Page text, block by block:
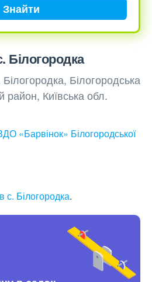
Знайти
Білогородка
Білогородська
район, Київська обл.
«Барвінок» Білогородської
с. Білогородка.